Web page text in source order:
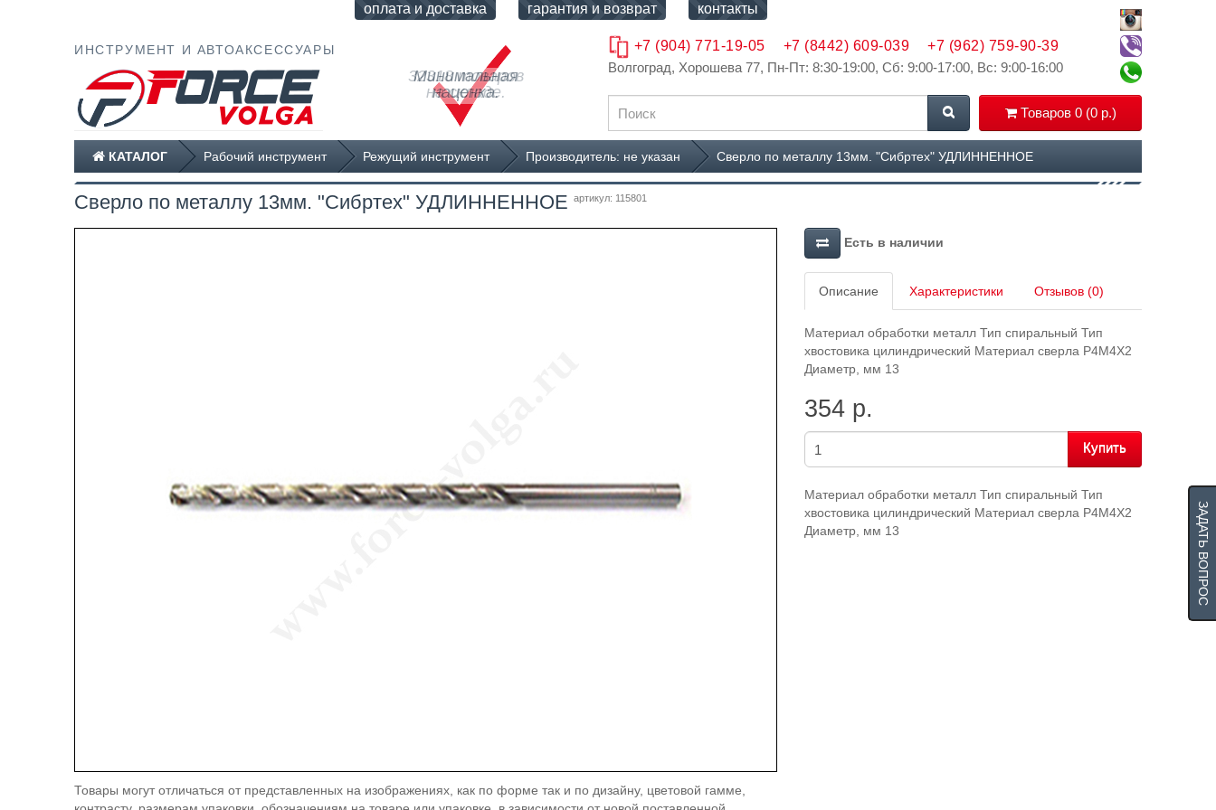
ИНСТРУМЕНТ И АВТОАКСЕССУАРЫ
оплата и доставка гарантия и возврат контакты
Волгоград, Хорошева 77, Пн-Пт: 8:30-19:00, Сб: 9:00-17:00, Вс: 9:00-16:00
Товаров 0 (0 р.)
Минимальная
наценка.
32318 товаров
на складе.
+7 (904) 771-19-05 +7 (8442) 609-039 +7 (962) 759-90-39
КАТАЛОГ Рабочий инструмент Режущий инструмент Производитель: не указан Сверло по металлу 13мм. "Сибртех" УДЛИННЕННОЕ
Сверло по металлу 13мм. "Сибртех" УДЛИННЕННОЕ артикул: 115801
Товары могут отличаться от представленных на изображениях, как по форме так и по дизайну, цветовой гамме,
Есть в наличии
Описание Характеристики Отзывов (0)
Материал обработки металл Тип спиральный Тип
хвостовика цилиндрический Материал сверла Р4М4Х2
Диаметр, мм 13
354 р.
Купить
Материал обработки металл Тип спиральный Тип
хвостовика цилиндрический Материал сверла Р4М4Х2
Диаметр, мм 13
ЗАДАТЬ ВОПРОС